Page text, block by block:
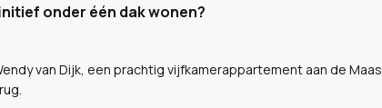
onder één dak wonen?
van Dijk, een prachtig vijfkamerappartement aan de Maas